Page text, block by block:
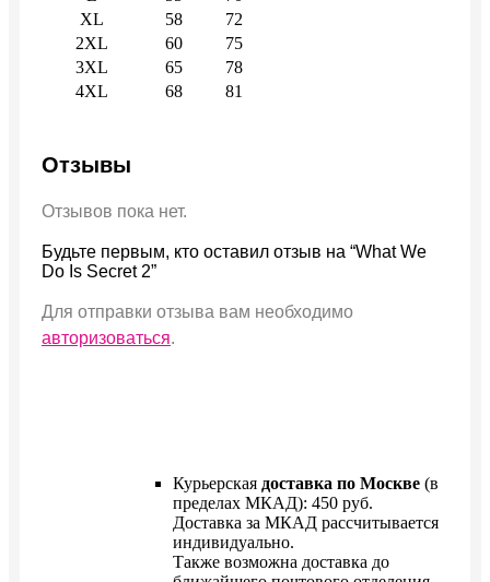
XL
58
72
2XL
60
75
3XL
65
78
4XL
68 81
Отзывы
Отзывов пока нет.
Будьте первым, кто оставил отзыв на “What We
Do Is Secret 2”
Для отправки отзыва вам необходимо
авторизоваться.
Курьерская доставка по Москве (в
пределах МКАД): 450 руб.
Доставка за МКАД рассчитывается
индивидуально.
Также возможна доставка до